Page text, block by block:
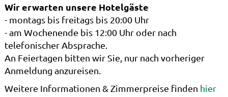
Wir erwarten unsere Hotelgäste
- montags bis freitags bis 20:00 Uhr
- am Wochenende bis 12:00 Uhr oder nach
telefonischer Absprache.
An Feiertagen bitten wir Sie, nur nach vorheriger
Anmeldung anzureisen.
Weitere Informationen & Zimmerpreise finden hier